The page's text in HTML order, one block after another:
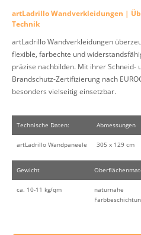
artLadrillo Wandverkleidungen |
Technik
artLadrillo Wandverkleidungen
flexible, farbechte und
präzise nachbilden. Mit ihrer Schneid-
Brandschutz-Zertifizierung nach
besonders vielseitig einsetzbar.
Technische Daten: Abmessungen
artLadrillo Wandpaneele 305 x 129 cm
Gewicht
ca. 10-11 kg/qm
naturnahe